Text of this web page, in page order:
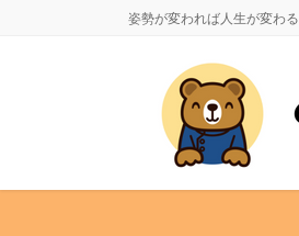
動
に
姿勢が変われば人生が変わる